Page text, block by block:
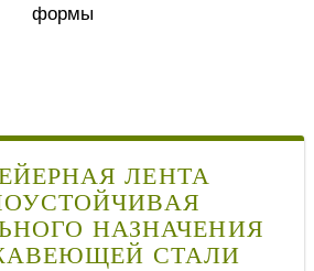
формы
ЛЕНТА
НАЗНАЧЕНИЯ
СТАЛИ